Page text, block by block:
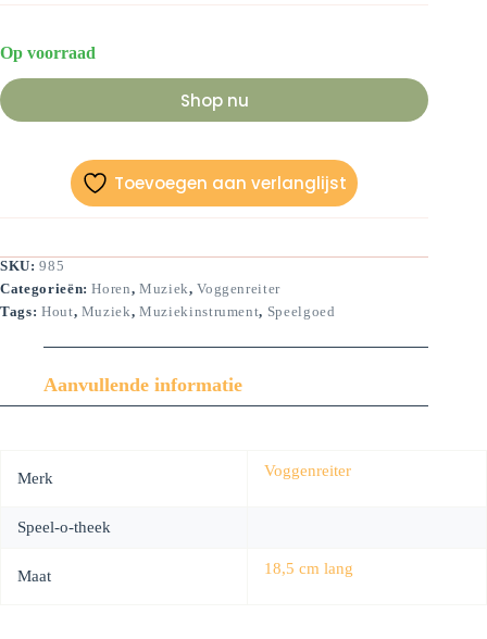
Op voorraad
Shop nu
Toevoegen aan verlanglijst
SKU:985
Categorieën:Horen,Muziek,Voggenreiter
Tags: Hout, Muziek,Muziekinstrument, Speelgoed
Aanvullende informatie
Merk Voggenreiter
Speel-o-theek
Maat 18,5 cm lang